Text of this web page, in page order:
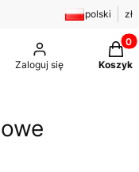
polski zł
Zaloguj się Koszyk